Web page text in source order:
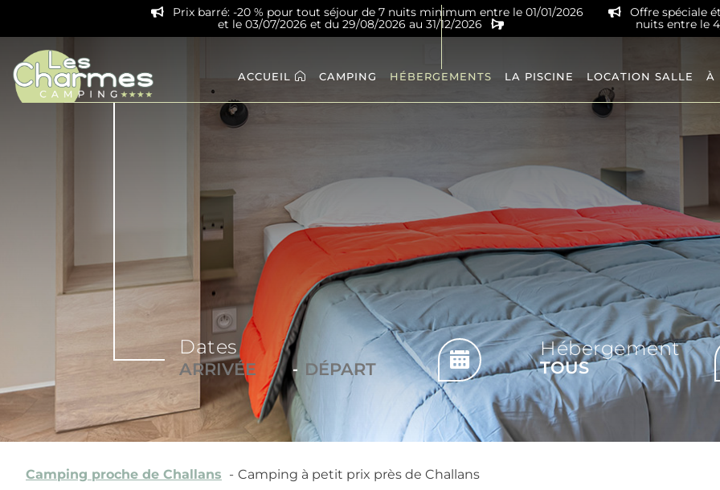
Prix barré: -20 % pour tout séjour de 7 nuits minimum entre le 01/01/2026
et le 03/07/2026 et du 29/08/2026 au 31/12/2026
Offre spéciale
nuits entre le
ACCUEIL CAMPING HÉBERGEMENTS LA PISCINE LOCATION SALLE À
Dates
-
Hébergement
Camping proche de Challans Camping à petit prix près de Challans